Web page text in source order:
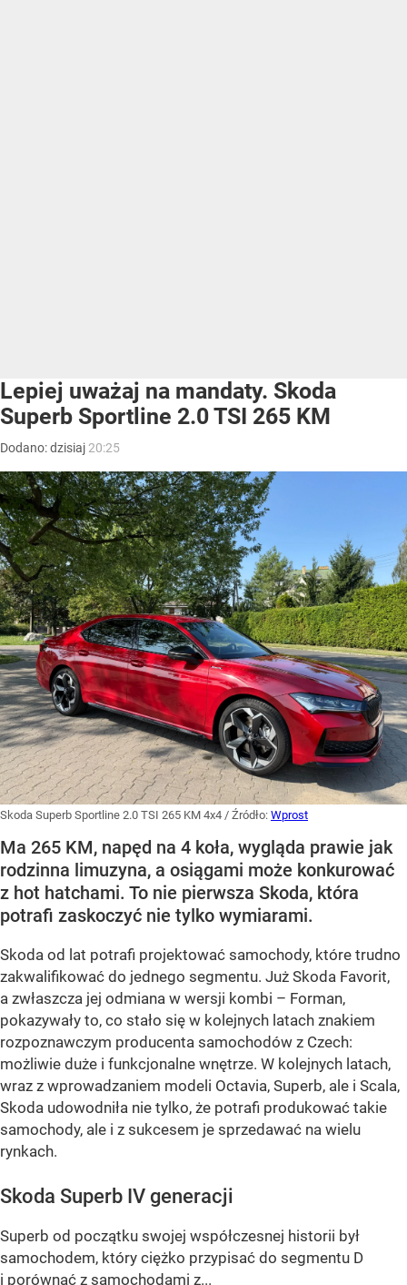
Lepiej uważaj na mandaty. Skoda
Superb Sportline 2.0 TSI 265 KM
Dodano:dzisiaj 20:25
Skoda Superb Sportline 2.0 TSI 265 KM 4x4 / Źródło: Wprost
Ma 265 KM, napęd na 4 koła, wygląda prawie jak
rodzinna limuzyna, a osiągami może konkurować
z hot hatchami. To nie pierwsza Skoda, która
potrafi zaskoczyć nie tylko wymiarami.
Skoda od lat potrafi projektować samochody, które trudno
zakwalifikować do jednego segmentu. Już Skoda Favorit,
a zwłaszcza jej odmiana w wersji kombi – Forman,
pokazywały to, co stało się w kolejnych latach znakiem
rozpoznawczym producenta samochodów z Czech:
możliwie duże i funkcjonalne wnętrze. W kolejnych latach,
wraz z wprowadzaniem modeli Octavia, Superb, ale i Scala,
Skoda udowodniła nie tylko, że potrafi produkować takie
samochody, ale i z sukcesem je sprzedawać na wielu
rynkach.
Skoda Superb IV generacji
Superb od początku swojej współczesnej historii był
samochodem, który ciężko przypisać do segmentu D
i porównać z samochodami z...